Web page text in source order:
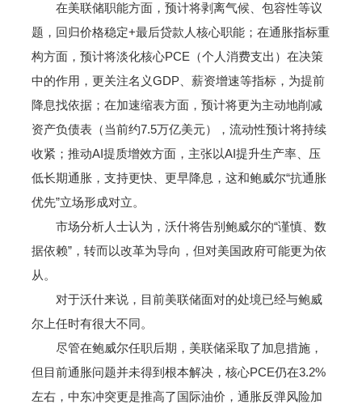
在美联储职能方面，预计将剥离气候、包容性等议
题，回归价格稳定+最后贷款人核心职能；在通胀指标重
构方面，预计将淡化核心PCE（个人消费支出）在决策
中的作用，更关注名义GDP、薪资增速等指标，为提前
降息找依据；在加速缩表方面，预计将更为主动地削减
资产负债表（当前约7.5万亿美元），流动性预计将持续
收紧；推动AI提质增效方面，主张以AI提升生产率、压
低长期通胀，支持更快、更早降息，这和鲍威尔“抗通胀
优先”立场形成对立。
市场分析人士认为，沃什将告别鲍威尔的“谨慎、数
据依赖”，转而以改革为导向，但对美国政府可能更为依
从。
对于沃什来说，目前美联储面对的处境已经与鲍威
尔上任时有很大不同。
尽管在鲍威尔任职后期，美联储采取了加息措施，
但目前通胀问题并未得到根本解决，核心PCE仍在3.2%
左右，中东冲突更是推高了国际油价，通胀反弹风险加